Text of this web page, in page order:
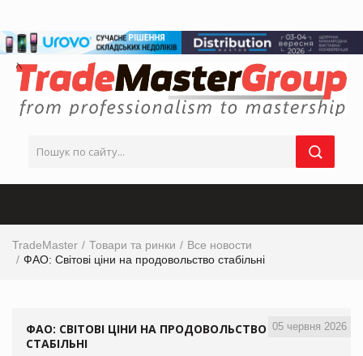
TradeMaster Товари та ринки
Все новости
ФАО: Світові ціни на продовольство стабільні
05 червня 2026
ФАО: СВІТОВІ ЦІНИ НА ПРОДОВОЛЬСТВО
СТАБІЛЬНІ